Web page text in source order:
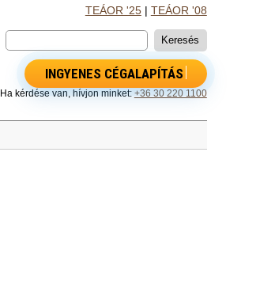
TEÁOR '25| TEÁOR '08
INGYENES CÉGALAPÍTÁS
Ha kérdése van, hívjon minket: +36 30 220 1100